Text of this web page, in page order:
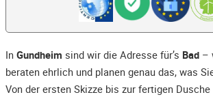
In Gundheim sind wir die Adresse für’s Bad –
beraten ehrlich und planen genau das, was
Von der ersten Skizze bis zur fertigen